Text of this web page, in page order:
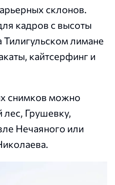
склонов.
кадров с высоты
лимане
кайтсерфинг и
снимков можно
лес, Грушевку,
Нечаяного или